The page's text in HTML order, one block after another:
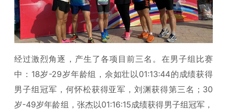
经过激烈角逐，产生了各项目前三名。在男子组比赛
中：18岁-29岁年龄组，佘如壮以01:13:44的成绩获得
男子组冠军，何怀松获得亚军，刘渊获得第三名；30
岁-49岁年龄组，张杰以01:16:15成绩获得男子组冠军，